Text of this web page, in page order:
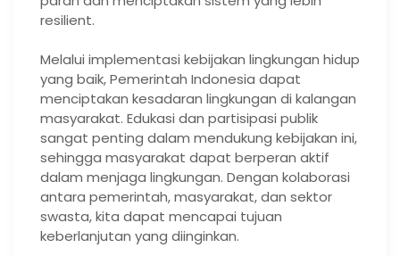
resilient.
Melalui implementasi kebijakan lingkungan hidup
yang baik, Pemerintah Indonesia dapat
menciptakan kesadaran lingkungan di kalangan
masyarakat. Edukasi dan partisipasi publik
sangat penting dalam mendukung kebijakan ini,
sehingga masyarakat dapat berperan aktif
dalam menjaga lingkungan. Dengan kolaborasi
antara pemerintah, masyarakat, dan sektor
swasta, kita dapat mencapai tujuan
keberlanjutan yang diinginkan.